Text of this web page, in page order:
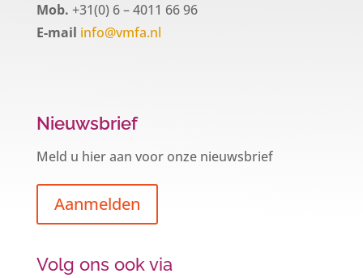
Mob. +31(0) 6 – 4011 66 96
E-mail info@vmfa.nl
Nieuwsbrief
Meld u hier aan voor onze nieuwsbrief
Aanmelden
Volg ons ook via